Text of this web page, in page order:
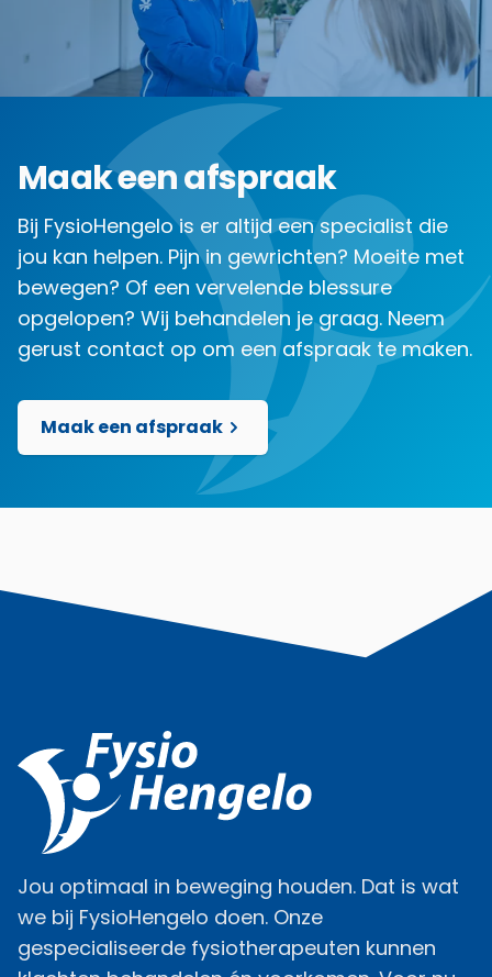
Maak een afspraak
Bij FysioHengelo is er altijd een specialist die
jou kan helpen. Pijn in gewrichten? Moeite met
bewegen? Of een vervelende blessure
opgelopen? Wij behandelen je graag. Neem
gerust contact op om een afspraak te maken.
Maak een afspraak
Jou optimaal in beweging houden. Dat is wat
we bij FysioHengelo doen. Onze
gespecialiseerde fysiotherapeuten kunnen